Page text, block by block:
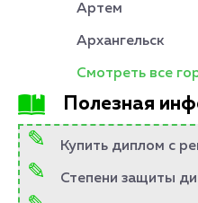
Артем
Архангельск
Смотреть все
Полезная
Купить диплом с
Степени защиты